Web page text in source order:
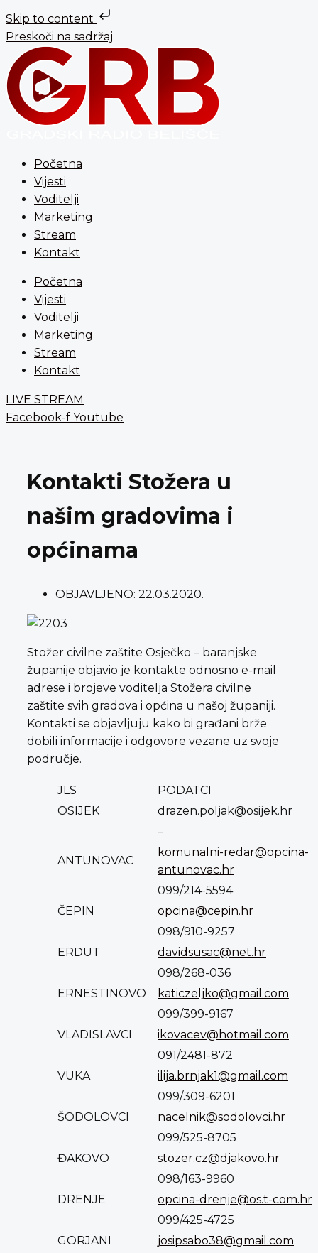
Skip to content
Preskoči na sadržaj
Početna
Vijesti
Voditelji
Marketing
Stream
Kontakt
Početna
Vijesti
Voditelji
Marketing
Stream
Kontakt
LIVE STREAM
Facebook-f Youtube
Kontakti Stožera u
našim gradovima i
općinama
OBJAVLJENO: 22.03.2020.
Stožer civilne zaštite Osječko – baranjske
županije objavio je kontakte odnosno e-mail
adrese i brojeve voditelja Stožera civilne
zaštite svih gradova i općina u našoj županiji.
Kontakti se objavljuju kako bi građani brže
dobili informacije i odgovore vezane uz svoje
područje.
JLS
PODATCI
OSIJEK
drazen.poljak@osijek.hr
–
ANTUNOVAC
komunalni-redar@opcina-
antunovac.hr
099/214-5594
ČEPIN
opcina@cepin.hr
098/910-9257
ERDUT
davidsusac@net.hr
098/268-036
ERNESTINOVO
katiczeljko@gmail.com
099/399-9167
VLADISLAVCI
ikovacev@hotmail.com
091/2481-872
VUKA
ilija.brnjak1@gmail.com
099/309-6201
ŠODOLOVCI
nacelnik@sodolovci.hr
099/525-8705
ĐAKOVO
stozer.cz@djakovo.hr
098/163-9960
DRENJE
opcina-drenje@os.t-com.hr
099/425-4725
GORJANI
josipsabo38@gmail.com